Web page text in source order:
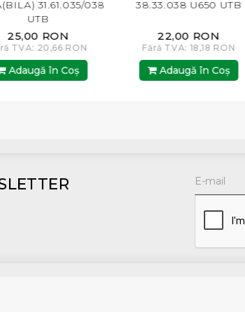
31.61.035/038
UTB
RON
20,66 RON
în Coş
38.33.038 U650 UTB
22,00 RON
Fără TVA: 18,18 RON
Adaugă în Coş